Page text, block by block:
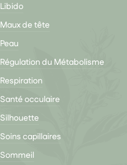
Libido
Maux de tête
Peau
Régulation du Métabolisme
Respiration
Santé occulaire
Silhouette
Soins capillaires
Sommeil